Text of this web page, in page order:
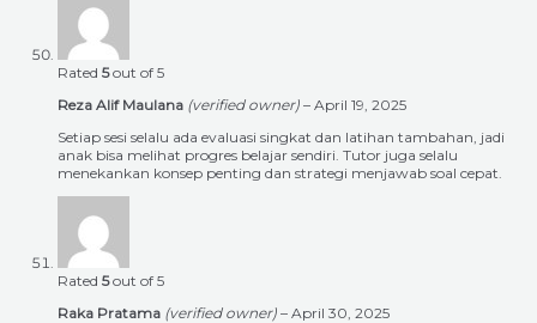
Rated 5out of 5
Reza Alif Maulana (verified owner) – April 19, 2025
Setiap sesi selalu ada evaluasi singkat dan latihan tambahan, jadi
anak bisa melihat progres belajar sendiri. Tutor juga selalu
menekankan konsep penting dan strategi menjawab soal cepat.
Rated 5out of 5
Raka Pratama (verified owner) – April 30, 2025